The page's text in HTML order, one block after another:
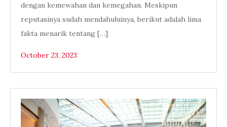
dengan kemewahan dan kemegahan. Meskipun
reputasinya sudah mendahuluinya, berikut adalah lima
fakta menarik tentang […]
October 23, 2023